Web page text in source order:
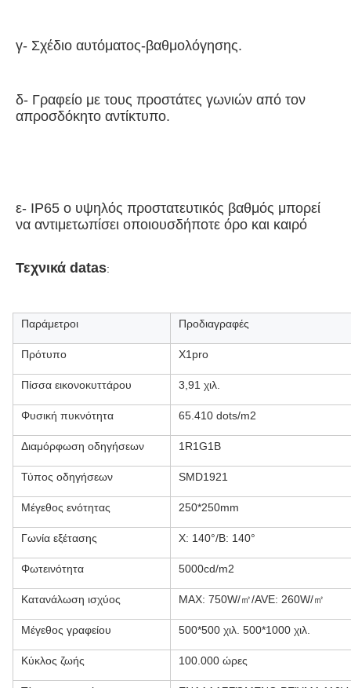
γ- Σχέδιο αυτόματος-βαθμολόγησης.
δ- Γραφείο με τους προστάτες γωνιών από τον
απροσδόκητο αντίκτυπο.
ε- IP65 ο υψηλός προστατευτικός βαθμός μπορεί
να αντιμετωπίσει οποιουσδήποτε όρο και καιρό
Τεχνικά datas:
Παράμετροι Προδιαγραφές
Πρότυπο X1pro
Πίσσα εικονοκυττάρου 3,91 χιλ.
Φυσική πυκνότητα 65.410 dots/m2
Διαμόρφωση οδηγήσεων 1R1G1B
Τύπος οδηγήσεων SMD1921
Μέγεθος ενότητας 250*250mm
Γωνία εξέτασης Χ: 140°/Β: 140°
Φωτεινότητα 5000cd/m2
Κατανάλωση ισχύος MAX: 750W/㎡/AVE: 260W/㎡
Μέγεθος γραφείου 500*500 χιλ. 500*1000 χιλ.
Κύκλος ζωής 100.000 ώρες